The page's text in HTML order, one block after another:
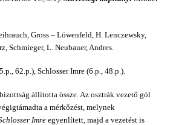
Gross – Löwenfeld, H. Lenczewsky,
Schmieger, L. Neubauer, Andres.
62.p.), Schlosser Imre (6.p., 48.p.).
állította össze. Az osztrák vezető gól
a mérkőzést, melynek
Imreegyenlített, majd a vezetést is